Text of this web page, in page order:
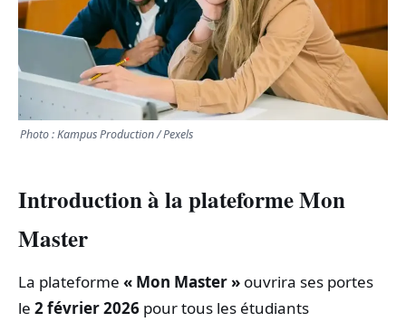
ÉCONOMIE
POLITIQUE
SPORT
SCIENCES & TECH
Photo : Kampus Production / Pexels
Introduction à la plateforme Mon
Master
La plateforme « Mon Master » ouvrira ses portes
le 2 février 2026 pour tous les étudiants